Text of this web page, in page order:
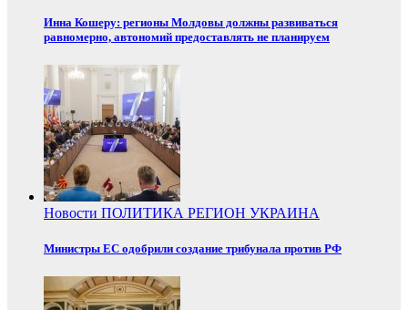
Инна Кошеру: регионы Молдовы должны развиваться
равномерно, автономий предоставлять не планируем
Новости ПОЛИТИКА РЕГИОН УКРАИНА
Министры ЕС одобрили создание трибунала против РФ